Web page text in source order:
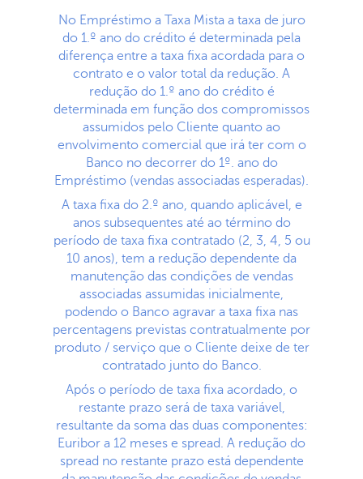
No Empréstimo a Taxa Mista a taxa de juro
do 1.º ano do crédito é determinada pela
diferença entre a taxa fixa acordada para o
contrato e o valor total da redução. A
redução do 1.º ano do crédito é
determinada em função dos compromissos
assumidos pelo Cliente quanto ao
envolvimento comercial que irá ter com o
Banco no decorrer do 1º. ano do
Empréstimo (vendas associadas esperadas).
A taxa fixa do 2.º ano, quando aplicável, e
anos subsequentes até ao término do
período de taxa fixa contratado (2, 3, 4, 5 ou
10 anos), tem a redução dependente da
manutenção das condições de vendas
associadas assumidas inicialmente,
podendo o Banco agravar a taxa fixa nas
percentagens previstas contratualmente por
produto / serviço que o Cliente deixe de ter
contratado junto do Banco.
Após o período de taxa fixa acordado, o
restante prazo será de taxa variável,
resultante da soma das duas componentes:
Euribor a 12 meses e spread. A redução do
spread no restante prazo está dependente